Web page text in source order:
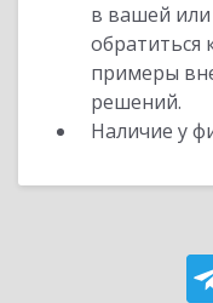
в вашей
обратиться
примеры
решений.
Наличие у